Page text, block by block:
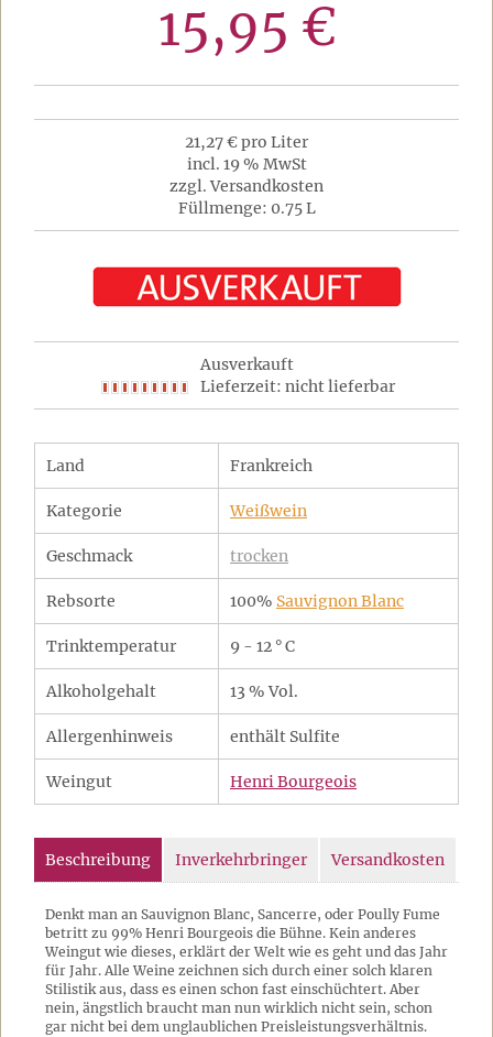
15,95 €
21,27 € pro Liter
incl. 19 % MwSt
zzgl. Versandkosten
Füllmenge: 0.75 L
Ausverkauft
Lieferzeit: nicht lieferbar
Land Frankreich
Kategorie Weißwein
Geschmack trocken
Rebsorte 100% Sauvignon Blanc
Trinktemperatur 9 - 12 ° C
Alkoholgehalt 13 % Vol.
Allergenhinweis enthält Sulfite
Weingut Henri Bourgeois
Beschreibung Inverkehrbringer Versandkosten
Denkt man an Sauvignon Blanc, Sancerre, oder Poully Fume
betritt zu 99% Henri Bourgeois die Bühne. Kein anderes
Weingut wie dieses, erklärt der Welt wie es geht und das Jahr
für Jahr. Alle Weine zeichnen sich durch einer solch klaren
Stilistik aus, dass es einen schon fast einschüchtert. Aber
nein, ängstlich braucht man nun wirklich nicht sein, schon
gar nicht bei dem unglaublichen Preisleistungsverhältnis.